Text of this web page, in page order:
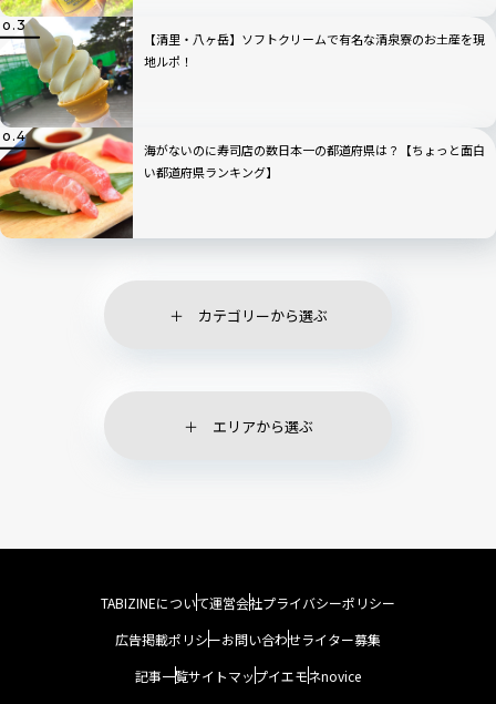
【清里・八ヶ岳】ソフトクリームで有名な清泉寮のお土産を現
地ルポ！
海がないのに寿司店の数日本一の都道府県は？【ちょっと面白
い都道府県ランキング】
カテゴリーから選ぶ
エリアから選ぶ
TABIZINEについて運営会社プライバシーポリシー
広告掲載ポリシーお問い合わせライター募集
記事一覧サイトマップイエモネnovice